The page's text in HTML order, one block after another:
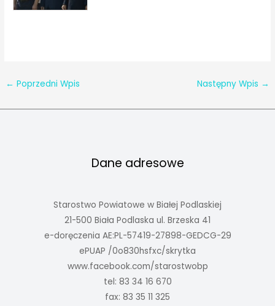
← Poprzedni Wpis Następny Wpis →
Dane adresowe
Starostwo Powiatowe w Białej Podlaskiej
21-500 Biała Podlaska ul. Brzeska 41
e-doręczenia AE:PL-57419-27898-GEDCG-29
ePUAP /0o830hsfxc/skrytka
www.facebook.com/starostwobp
tel: 83 34 16 670
fax: 83 35 11 325